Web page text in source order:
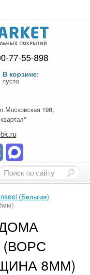
77-55-898
В корзине:
пусто
198,
(Бельгия)
(ВОРС
8ММ)